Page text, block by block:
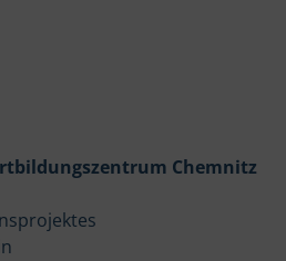
Chemnitz